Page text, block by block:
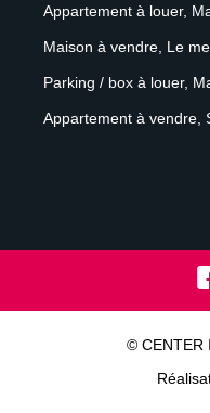
Appartement à louer,
Maison à vendre, Le
Parking / box à louer,
Appartement à vendre,
© CENTER